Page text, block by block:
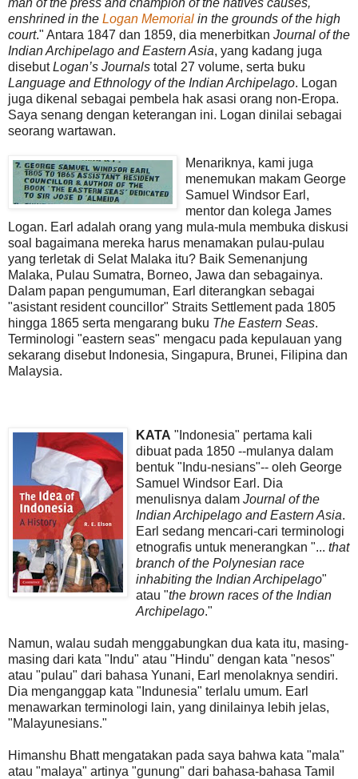
enshrined in the Logan Memorial in the grounds of the high
court." Antara 1847 dan 1859, dia menerbitkan Journal of the
Indian Archipelago and Eastern Asia, yang kadang juga
disebutLogan’s Journals total 27 volume, serta buku
Language and Ethnology of the Indian Archipelago. Logan
juga dikenal sebagai pembela hak asasi orang non-Eropa.
Saya senang dengan keterangan ini. Logan dinilai sebagai
seorang wartawan.
Menariknya, kami juga
menemukan makam George
Samuel Windsor Earl,
mentor dan kolega James
Logan. Earl adalah orang yang mula-mula membuka diskusi
soal bagaimana mereka harus menamakan pulau-pulau
yang terletak di Selat Malaka itu? Baik Semenanjung
Malaka, Pulau Sumatra, Borneo, Jawa dan sebagainya.
Dalam papan pengumuman, Earl diterangkan sebagai
"asistant resident councillor" Straits Settlement pada 1805
hingga 1865 serta mengarang buku The Eastern Seas.
Terminologi "eastern seas" mengacu pada kepulauan yang
sekarang disebut Indonesia, Singapura, Brunei, Filipina dan
Malaysia.
KATA "Indonesia" pertama kali
dibuat pada 1850 --mulanya dalam
bentuk "Indu-nesians"-- oleh George
Samuel Windsor Earl. Dia
menulisnya dalam Journal of the
Indian Archipelago and Eastern Asia.
Earl sedang mencari-cari terminologi
etnografis untuk menerangkan "... that
branch of the Polynesian race
inhabiting the Indian Archipelago"
atau "the brown races of the Indian
Archipelago."
Namun, walau sudah menggabungkan dua kata itu, masing-
masing dari kata "Indu" atau "Hindu" dengan kata "nesos"
atau "pulau" dari bahasa Yunani, Earl menolaknya sendiri.
Dia menganggap kata "Indunesia" terlalu umum. Earl
menawarkan terminologi lain, yang dinilainya lebih jelas,
"Malayunesians."
Himanshu Bhatt mengatakan pada saya bahwa kata "mala"
atau "malaya" artinya "gunung" dari bahasa-bahasa Tamil